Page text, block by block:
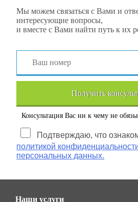
Мы можем связаться с Вами и
интересующие вопросы,
и вместе с Вами найти путь к их
Получить
Консультация Вас ни к чему не
Подтверждаю, что
политикой
персональных данных.
Наши услуги